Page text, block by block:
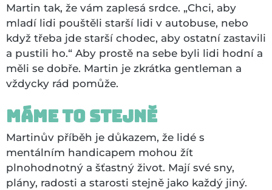
Martin tak, že vám zaplesá srdce. „Chci, aby
mladí lidi pouštěli starší lidi v autobuse, nebo
když třeba jde starší chodec, aby ostatní zastavili
a pustili ho.“ Aby prostě na sebe byli lidi hodní a
měli se dobře. Martin je zkrátka gentleman a
vždycky rád pomůže.
Máme to stejně
Martinův příběh je důkazem, že lidé s
mentálním handicapem mohou žít
plnohodnotný a šťastný život. Mají své sny,
plány, radosti a starosti stejně jako každý jiný.